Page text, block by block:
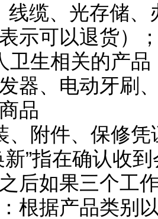
线缆、光存储
示可以退货）
卫生相关的产
器、电动牙刷
品
、附件、保修
”指在确认收
后如果三个工
根据产品类别